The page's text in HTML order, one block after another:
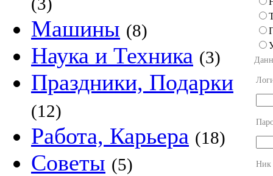
Машины (8)
Наука и Техника (3)
Праздники, Подарки
(12)
Работа, Карьера (18)
Советы (5) Ник